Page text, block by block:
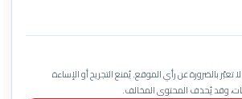
تعبّر بالضرورة عن رأي الموقع. يُمنع التجريح أو الإساءة
وقد يُحذف المحتوى المخالف.